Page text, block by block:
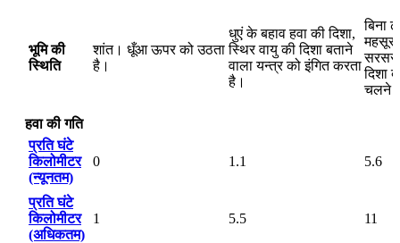
भूमि की
स्थिति
शांत। धूँआ ऊपर को उठता
है।
धुएं के बहाव हवा की दिशा,
स्थिर वायु की दिशा बताने
वाला यन्त्र को इंगित करता
है।
बिना
महसूस
दिशा
चलने
हवा की गति
प्रति घंटे
किलोमीटर
(न्यूनतम)
0 1.1 5.6
प्रति घंटे
किलोमीटर
(अधिकतम)
1 5.5 11